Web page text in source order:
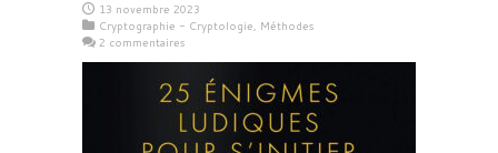
13 novembre 2023
Cryptographie - Cryptologie, Méthodes
2 commentaires